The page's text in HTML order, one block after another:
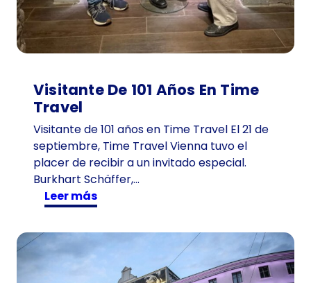
Visitante De 101 Años En Time
Travel
Visitante de 101 años en Time Travel El 21 de
septiembre, Time Travel Vienna tuvo el
placer de recibir a un invitado especial.
Burkhart Schäffer,…
Leer más:
V
i
s